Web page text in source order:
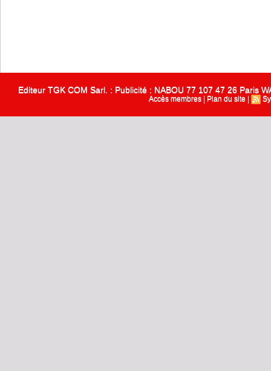
Editeur TGK COM Sarl. : Publicité : NABOU 77 107 47 26 Paris
Accès membres Plan du site